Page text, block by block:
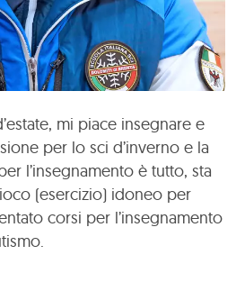
mi piace insegnare e
per lo sci d’inverno e la
l’insegnamento è tutto, sta
(esercizio) idoneo per
corsi per l’insegnamento